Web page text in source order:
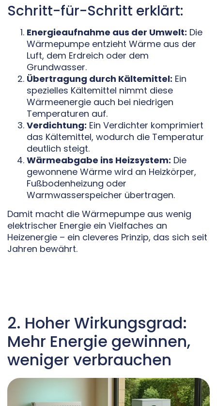
Schritt-für-Schritt erklärt:
Energieaufnahme aus der Umwelt: Die
Wärmepumpe entzieht Wärme aus der
Luft, dem Erdreich oder dem
Grundwasser.
Übertragung durch Kältemittel: Ein
spezielles Kältemittel nimmt diese
Wärmeenergie auch bei niedrigen
Temperaturen auf.
Verdichtung: Ein Verdichter komprimiert
das Kältemittel, wodurch die Temperatur
deutlich steigt.
Wärmeabgabe ins Heizsystem: Die
gewonnene Wärme wird an Heizkörper,
Fußbodenheizung oder
Warmwasserspeicher übertragen.
Damit macht die Wärmepumpe aus wenig
elektrischer Energie ein Vielfaches an
Heizenergie – ein cleveres Prinzip, das sich seit
Jahren bewährt.
2. Hoher Wirkungsgrad:
Mehr Energie gewinnen,
weniger verbrauchen